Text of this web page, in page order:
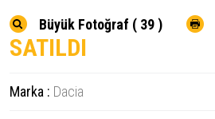
Büyük Fotoğraf ( 39 )
SATILDI
Marka : Dacia